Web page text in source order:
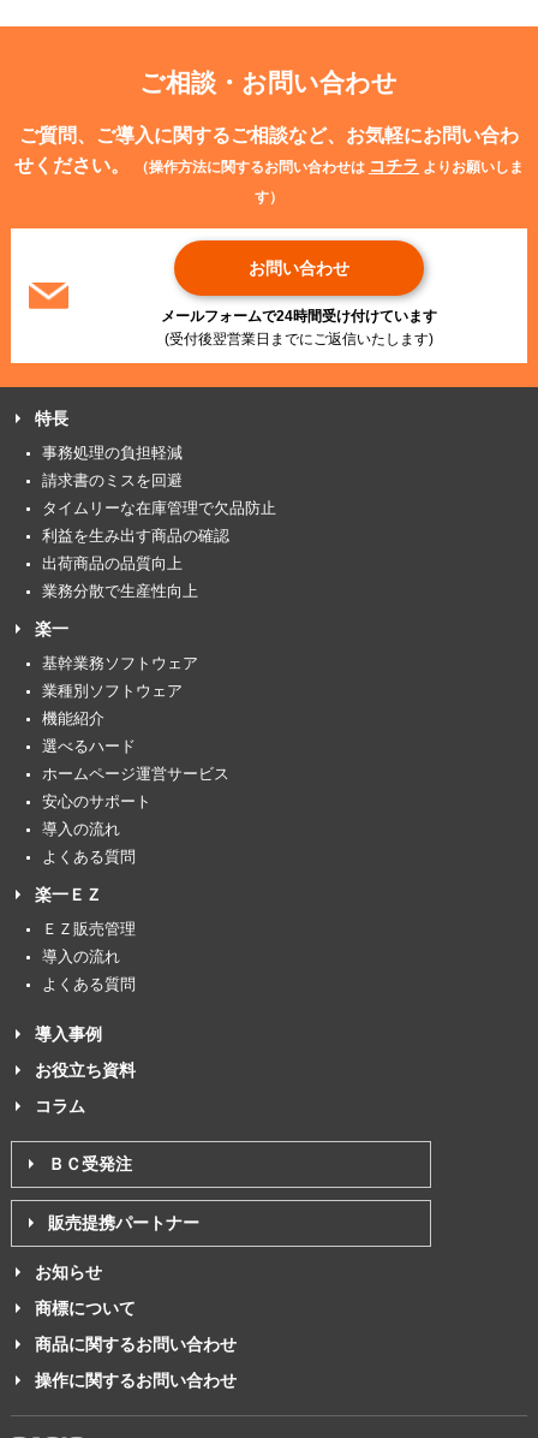
ご相談・お問い合わせ
ご質問、ご導入に関するご相談など、お気軽にお問い合わ
せください。
（操作方法に関するお問い合わせは コチラ よりお願いしま
す）
お問い合わせ
メールフォームで24時間受け付けています
(受付後翌営業日までにご返信いたします)
特長
事務処理の負担軽減
請求書のミスを回避
タイムリーな在庫管理で欠品防止
利益を生み出す商品の確認
出荷商品の品質向上
業務分散で生産性向上
楽一
基幹業務ソフトウェア
業種別ソフトウェア
機能紹介
選べるハード
ホームページ運営サービス
安心のサポート
導入の流れ
よくある質問
楽一ＥＺ
ＥＺ販売管理
導入の流れ
よくある質問
導入事例
お役立ち資料
コラム
ＢＣ受発注
販売提携パートナー
お知らせ
商標について
商品に関するお問い合わせ
操作に関するお問い合わせ